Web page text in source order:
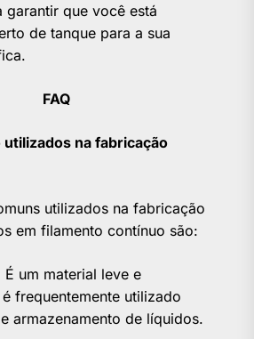
garantir que você está
de tanque para a sua
na fabricação
utilizados na fabricação
em filamento contínuo são:
É um material leve e
frequentemente utilizado
armazenamento de líquidos.